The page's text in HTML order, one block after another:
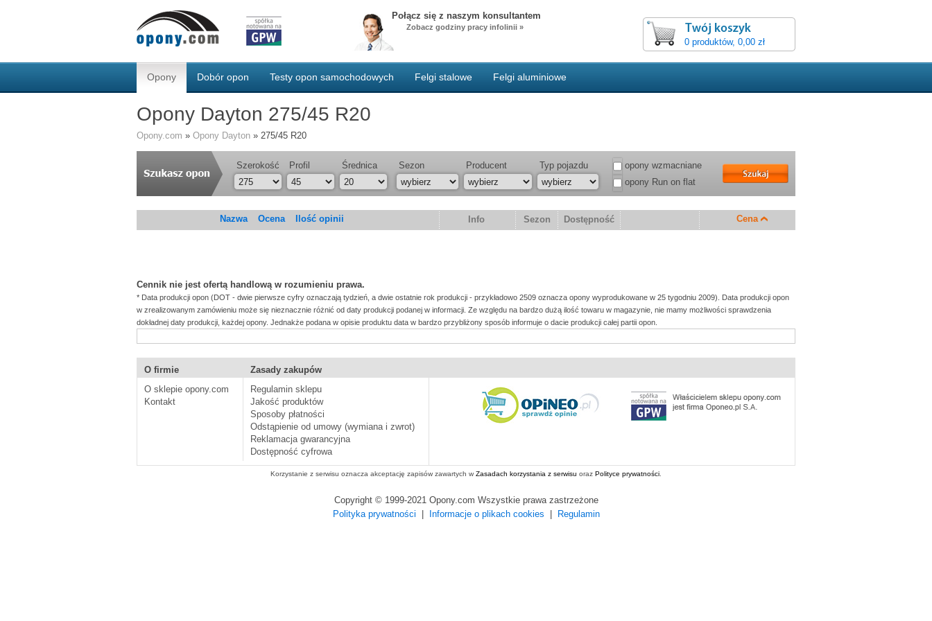
Połącz się z naszym konsultantem
Zobacz godziny pracy infolinii »
0 produktów, 0,00 zł
Opony Dobór opon Testy opon samochodowych Felgi stalowe Felgi aluminiowe
Opony Dayton 275/45 R20
Opony.com » Opony Dayton » 275/45 R20
Szerokość Profil Średnica Sezon Producent Typ pojazdu
opony wzmacniane
opony Run on flat
Nazwa Ocena Ilość opinii Info Sezon Dostępność Cena
Cennik nie jest ofertą handlową w rozumieniu prawa.
* Data produkcji opon (DOT - dwie pierwsze cyfry oznaczają tydzień, a dwie ostatnie rok produkcji - przykładowo 2509 oznacza opony wyprodukowane w 25 tygodniu 2009). Data produkcji opon
w zrealizowanym zamówieniu może się nieznacznie różnić od daty produkcji podanej w informacji. Ze względu na bardzo dużą ilość towaru w magazynie, nie mamy możliwości sprawdzenia
dokładnej daty produkcji, każdej opony. Jednakże podana w opisie produktu data w bardzo przybliżony sposób informuje o dacie produkcji całej partii opon.
O firmie
O sklepie opony.com
Kontakt
Zasady zakupów
Regulamin sklepu
Jakość produktów
Sposoby płatności
Odstąpienie od umowy (wymiana i zwrot)
Reklamacja gwarancyjna
Dostępność cyfrowa
Korzystanie z serwisu oznacza akceptację zapisów zawartych w Zasadach korzystania z serwisu oraz Polityce prywatności
Copyright © 1999-2021 Opony.com Wszystkie prawa zastrzeżone
Polityka prywatności
Informacje o plikach cookies Regulamin